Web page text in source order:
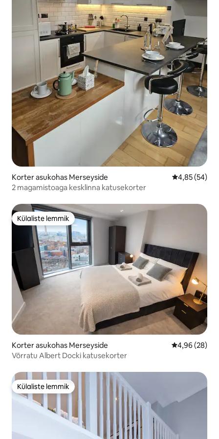
Korter asukohas Merseyside Keskmine
4,85 (54)
2 magamistoaga kesklinna katusekorter
Külaliste lemmik
Külaliste lemmik
Korter asukohas Merseyside Keskmine
4,96 (28)
Võrratu Albert Docki katusekorter
Külaliste lemmik
Külaliste lemmik